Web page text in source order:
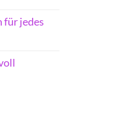
für jedes